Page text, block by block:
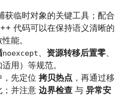
获临时对象的关键工具；配合
代码可以在保持语义清晰的
能。
noexcept、 资源转移后置零、
适用）等规范。
先定位 拷贝热点 ，再通过移
；并注意 边界检查 与 异常安